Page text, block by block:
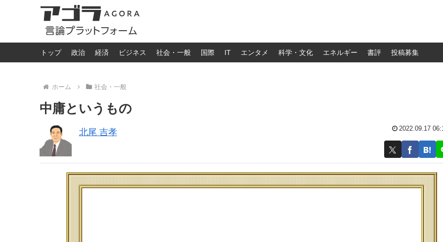
トップ 政治 経済 ビジネス 社会・一般 国際 IT エンタメ 科学・文化 エネルギー 書評 投稿募集
ホーム 社会・一般
中庸というもの
北尾 吉孝 2022.09.17